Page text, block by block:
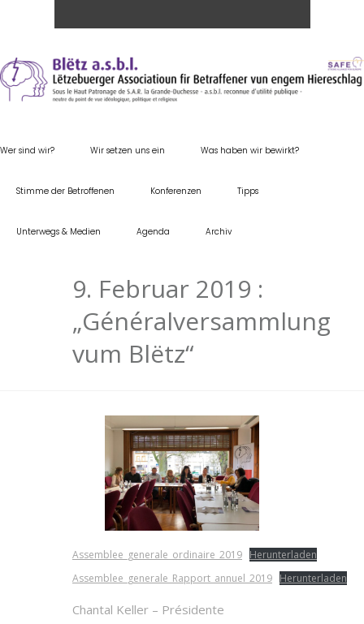
Wer sind wir? Wir setzen uns ein Was haben wir bewirkt?
Stimme der Betroffenen Konferenzen Tipps
Unterwegs & Medien Agenda Archiv
9. Februar 2019 :
„Généralversammlung
vum Blëtz“
Assemblee_generale_ordinaire_2019 Herunterladen
Assemblee_generale_Rapport_annuel_2019 Herunterladen
Chantal Keller – Présidente